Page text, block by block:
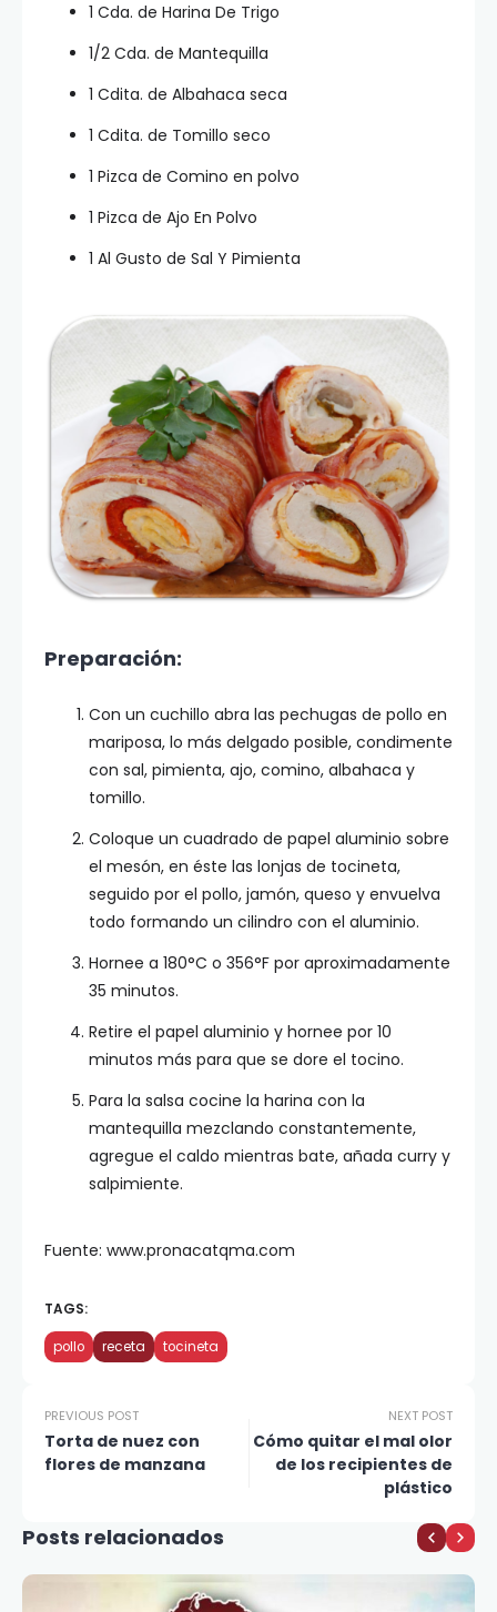
1 Cda. de Harina De Trigo
1/2 Cda. de Mantequilla
1 Cdita. de Albahaca seca
1 Cdita. de Tomillo seco
1 Pizca de Comino en polvo
1 Pizca de Ajo En Polvo
1 Al Gusto de Sal Y Pimienta
Preparación:
Con un cuchillo abra las pechugas de pollo en
mariposa, lo más delgado posible, condimente
con sal, pimienta, ajo, comino, albahaca y
tomillo.
Coloque un cuadrado de papel aluminio sobre
el mesón, en éste las lonjas de tocineta,
seguido por el pollo, jamón, queso y envuelva
todo formando un cilindro con el aluminio.
Hornee a 180°C o 356°F por aproximadamente
35 minutos.
Retire el papel aluminio y hornee por 10
minutos más para que se dore el tocino.
Para la salsa cocine la harina con la
mantequilla mezclando constantemente,
agregue el caldo mientras bate, añada curry y
salpimiente.
Fuente: www.pronacatqma.com
TAGS:
pollo receta tocineta
PREVIOUS POST
Torta de nuez con
flores de manzana
NEXT POST
Cómo quitar el mal olor
de los recipientes de
plástico
Posts relacionados